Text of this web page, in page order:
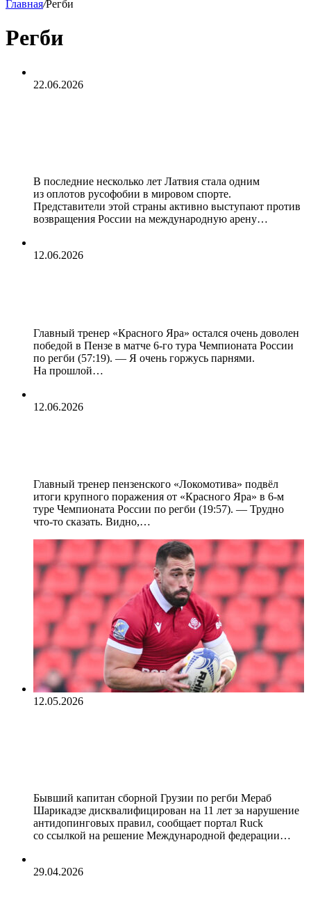
Главная/Регби
Регби
22.06.2026
В последние несколько лет Латвия стала одним
из оплотов русофобии в мировом спорте.
Представители этой страны активно выступают против
возвращения России на международную арену…
12.06.2026
Главный тренер «Красного Яра» остался очень доволен
победой в Пензе в матче 6-го тура Чемпионата России
по регби (57:19). — Я очень горжусь парнями.
На прошлой…
12.06.2026
Главный тренер пензенского «Локомотива» подвёл
итоги крупного поражения от «Красного Яра» в 6-м
туре Чемпионата России по регби (19:57). — Трудно
что-то сказать. Видно,…
12.05.2026
Бывший капитан сборной Грузии по регби Мераб
Шарикадзе дисквалифицирован на 11 лет за нарушение
антидопинговых правил, сообщает портал Ruck
со ссылкой на решение Международной федерации…
29.04.2026